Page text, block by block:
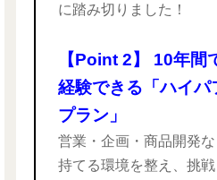
に踏み切りました！
【Point 2】 10年間
経験できる「ハイパ
プラン」
営業・企画・商品開発
持てる環境を整え、挑